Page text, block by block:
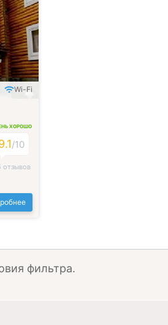
Wi-Fi
ХОРОШО
/10
отзывов
фильтра.